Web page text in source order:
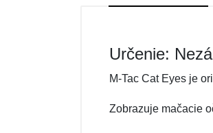
Určenie:
M-Tac Cat Eyes je
Zobrazuje mačacie